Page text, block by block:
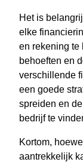
Het is
elke
en rekening te
behoeften en
verschillende
een goede
spreiden en
bedrijf te
Kortom,
aantrekkelijk